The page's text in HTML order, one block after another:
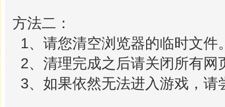
方法二：
1、请您清空浏览器的临时文件
2、清理完成之后请关闭所有网
3、如果依然无法进入游戏，请